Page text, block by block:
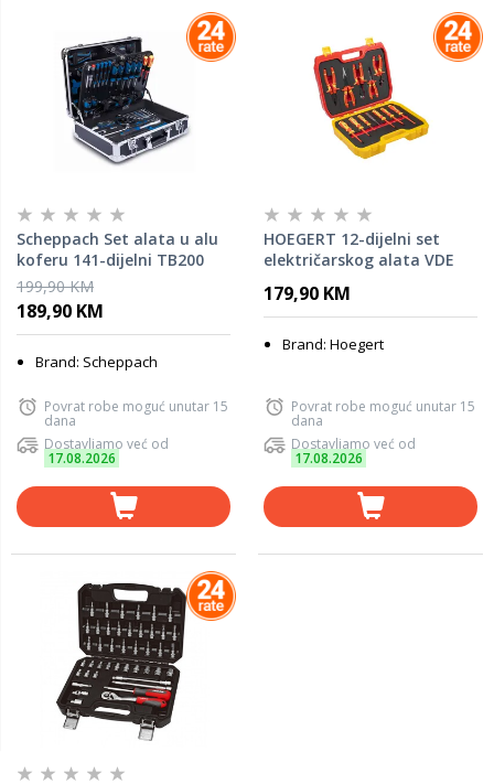
Scheppach Set alata u alu
koferu 141-dijelni TB200
199,90 KM
189,90 KM
Brand: Scheppach
Povrat robe moguć unutar 15
dana
Dostavljamo već od
17.08.2026
HOEGERT 12-dijelni set
električarskog alata VDE
179,90 KM
Brand: Hoegert
Povrat robe moguć unutar 15
dana
Dostavljamo već od
17.08.2026